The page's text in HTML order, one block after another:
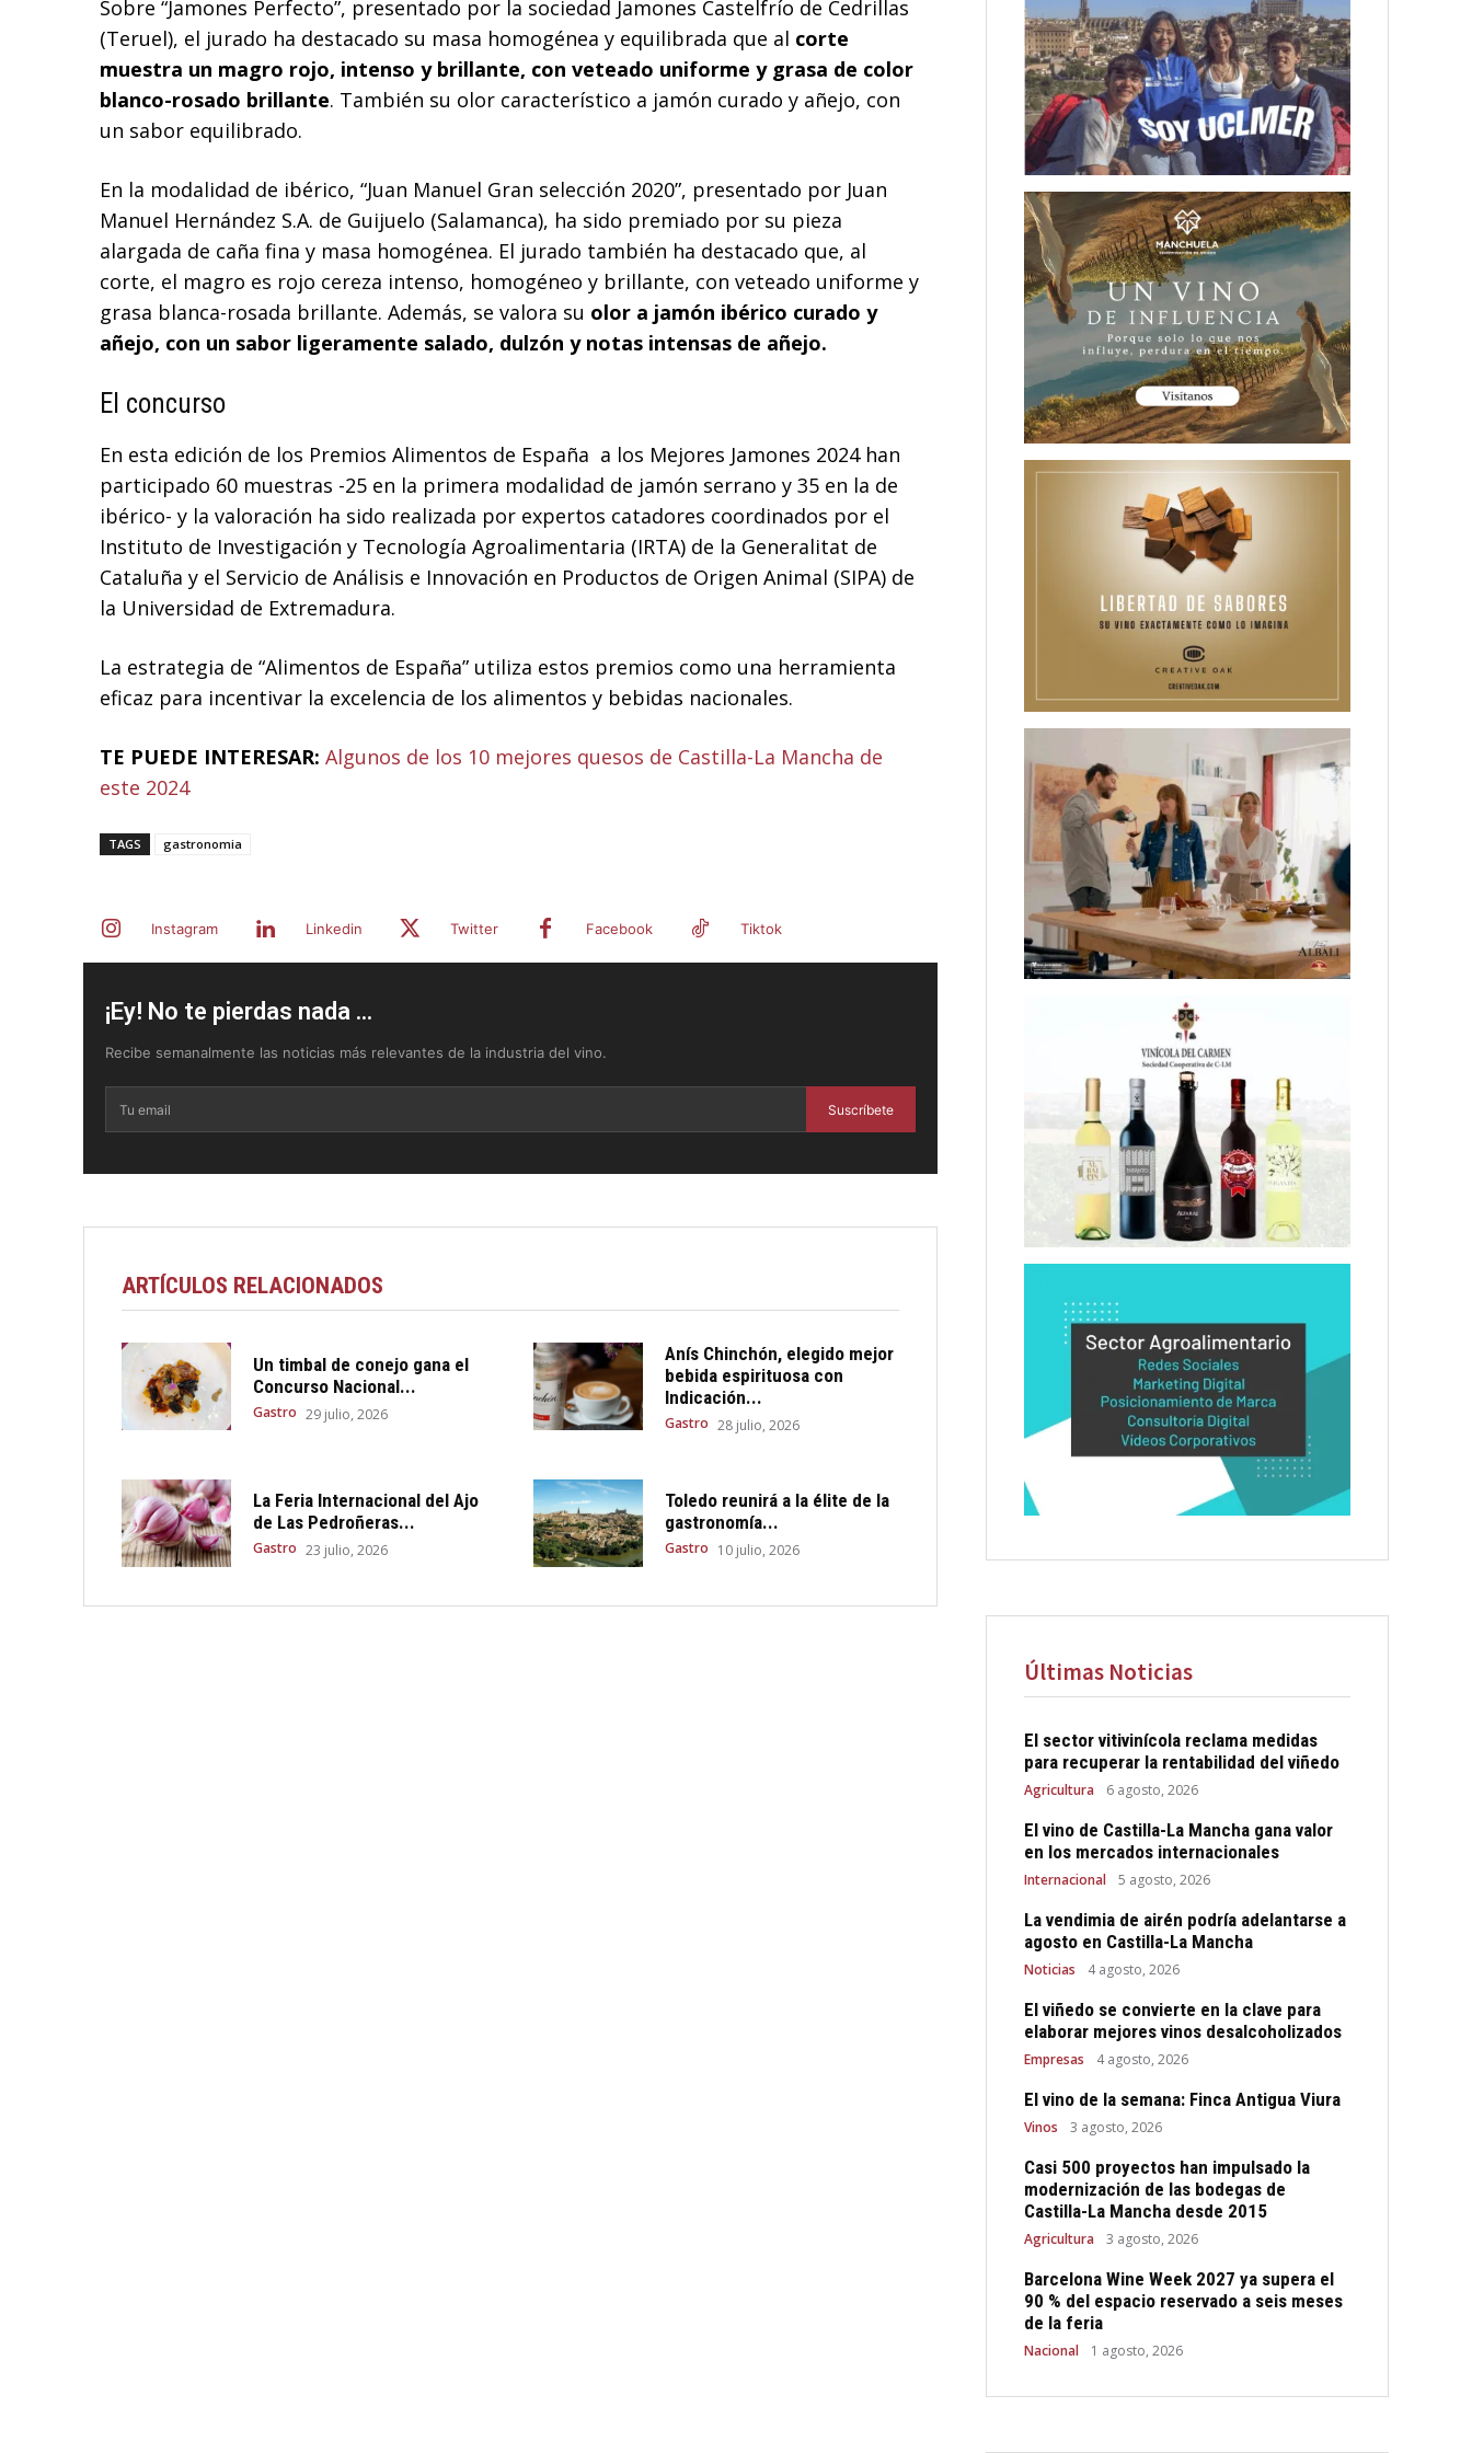
Sobre “Jamones Perfecto”, presentado por la sociedad Jamones Castelfrío de Cedrillas
(Teruel), el jurado ha destacado su masa homogénea y equilibrada que al corte
muestra un magro rojo, intenso y brillante, con veteado uniforme y grasa de color
blanco-rosado brillante. También su olor característico a jamón curado y añejo, con
un sabor equilibrado.
En la modalidad de ibérico, “Juan Manuel Gran selección 2020”, presentado por Juan
Manuel Hernández S.A. de Guijuelo (Salamanca), ha sido premiado por su pieza
alargada de caña fina y masa homogénea. El jurado también ha destacado que, al
corte, el magro es rojo cereza intenso, homogéneo y brillante, con veteado uniforme y
grasa blanca-rosada brillante. Además, se valora su olor a jamón ibérico curado y
añejo, con un sabor ligeramente salado, dulzón y notas intensas de añejo.
El concurso
En esta edición de los Premios Alimentos de España a los Mejores Jamones 2024 han
participado 60 muestras -25 en la primera modalidad de jamón serrano y 35 en la de
ibérico- y la valoración ha sido realizada por expertos catadores coordinados por el
Instituto de Investigación y Tecnología Agroalimentaria (IRTA) de la Generalitat de
Cataluña y el Servicio de Análisis e Innovación en Productos de Origen Animal (SIPA) de
la Universidad de Extremadura.
La estrategia de “Alimentos de España” utiliza estos premios como una herramienta
eficaz para incentivar la excelencia de los alimentos y bebidas nacionales.
TE PUEDE INTERESAR: Algunos de los 10 mejores quesos de Castilla-La Mancha de
este 2024
TAGS gastronomia
Instagram Linkedin Twitter Facebook Tiktok
¡Ey! No te pierdas nada ...
Recibe semanalmente las noticias más relevantes de la industria del vino.
Suscríbete
ARTÍCULOS RELACIONADOS
Un timbal de conejo gana el
Concurso Nacional...
Gastro 29 julio, 2026
Anís Chinchón, elegido mejor
bebida espirituosa con
Indicación...
Gastro 28 julio, 2026
La Feria Internacional del Ajo
de Las Pedroñeras...
Gastro 23 julio, 2026
Toledo reunirá a la élite de la
gastronomía...
Gastro 10 julio, 2026
Últimas Noticias
El sector vitivinícola reclama medidas
para recuperar la rentabilidad del viñedo
Agricultura 6 agosto, 2026
El vino de Castilla-La Mancha gana valor
en los mercados internacionales
Internacional 5 agosto, 2026
La vendimia de airén podría adelantarse a
agosto en Castilla-La Mancha
Noticias 4 agosto, 2026
El viñedo se convierte en la clave para
elaborar mejores vinos desalcoholizados
Empresas 4 agosto, 2026
El vino de la semana: Finca Antigua Viura
Vinos 3 agosto, 2026
Casi 500 proyectos han impulsado la
modernización de las bodegas de
Castilla-La Mancha desde 2015
Agricultura 3 agosto, 2026
Barcelona Wine Week 2027 ya supera el
90 % del espacio reservado a seis meses
de la feria
Nacional 1 agosto, 2026